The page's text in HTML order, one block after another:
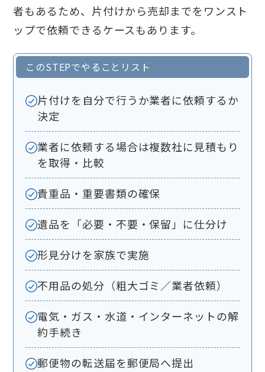
者もあるため、片付けから売却までをワンスト
ップで依頼できるケースもあります。
このSTEPでやることリスト
片付けを自分で行うか業者に依頼するか
決定
業者に依頼する場合は複数社に見積もり
を取得・比較
貴重品・重要書類の確保
遺品を「必要・不要・保留」に仕分け
形見分けを家族で実施
不用品の処分（粗大ゴミ／業者依頼）
電気・ガス・水道・インターネットの解
約手続き
郵便物の転送届を郵便局へ提出